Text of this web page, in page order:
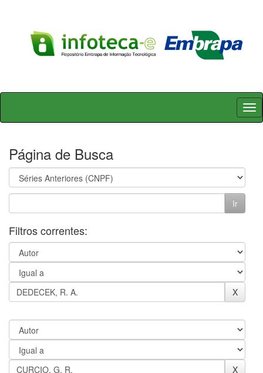
Skip
Página de Busca
Filtros correntes: